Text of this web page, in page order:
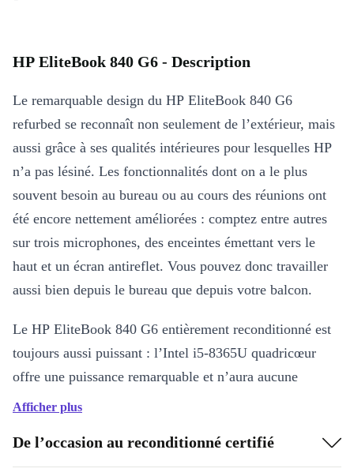
HP EliteBook 840 G6 - Description
Le remarquable design du HP EliteBook 840 G6
refurbed se reconnaît non seulement de l’extérieur, mais
aussi grâce à ses qualités intérieures pour lesquelles HP
n’a pas lésiné. Les fonctionnalités dont on a le plus
souvent besoin au bureau ou au cours des réunions ont
été encore nettement améliorées : comptez entre autres
sur trois microphones, des enceintes émettant vers le
haut et un écran antireflet. Vous pouvez donc travailler
aussi bien depuis le bureau que depuis votre balcon.
Le HP EliteBook 840 G6 entièrement reconditionné est
toujours aussi puissant : l’Intel i5-8365U quadricœur
offre une puissance remarquable et n’aura aucune
difficulté à traiter les listes Excel les plus complexes.
Raffiné, léger, fin
En bref : compact. Malgré un clavier de taille normale et
Afficher plus
De l’occasion au reconditionné certifié